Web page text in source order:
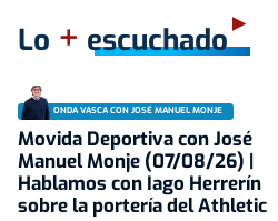
Lo + escuchado
ONDA VASCA CON JOSÉ MANUEL MONJE
Movida Deportiva con José
Manuel Monje (07/08/26) |
Hablamos con Iago Herrerín
sobre la portería del Athletic